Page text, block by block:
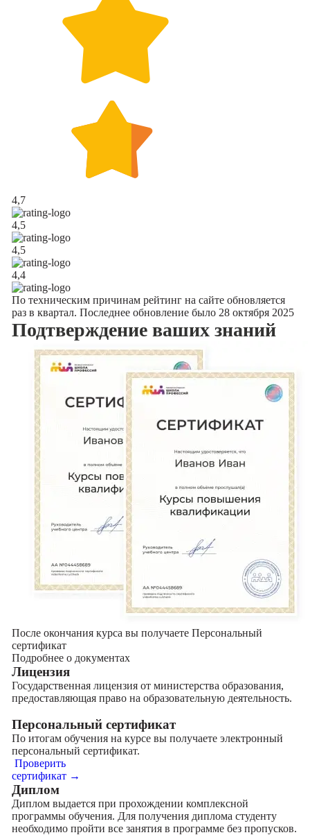
4,7
4,5
4,5
4,4
По техническим причинам рейтинг на сайте обновляется
раз в квартал. Последнее обновление было 28 октября 2025
Подтверждение ваших знаний
После окончания курса вы получаете Персональный
сертификат
Подробнее о документах
Лицензия
Государственная лицензия от министерства образования,
предоставляющая право на образовательную деятельность.
Персональный сертификат
По итогам обучения на курсе вы получаете электронный
персональный сертификат.
Проверить
сертификат →
Диплом
Диплом выдается при прохождении комплексной
программы обучения. Для получения диплома студенту
необходимо пройти все занятия в программе без пропусков.